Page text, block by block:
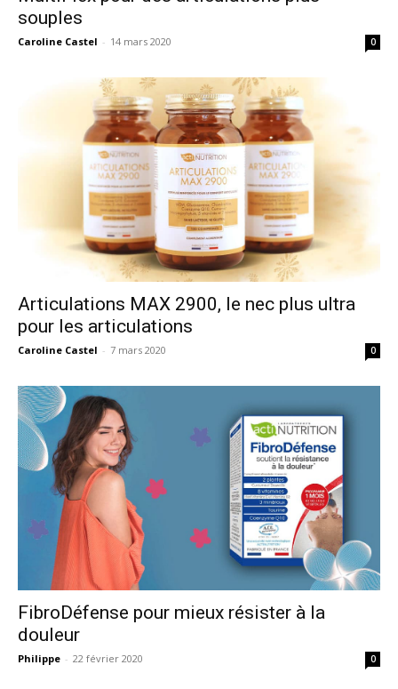
souples
Caroline Castel - 14 mars 2020 0
Articulations MAX 2900, le nec plus ultra
pour les articulations
Caroline Castel - 7 mars 2020 0
FibroDéfense pour mieux résister à la
douleur
Philippe - 22 février 2020 0